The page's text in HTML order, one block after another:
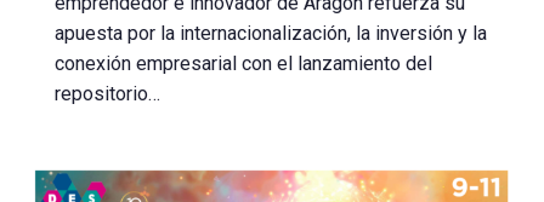
apuesta por la internacionalización, la inversión y la
conexión empresarial con el lanzamiento del
repositorio…